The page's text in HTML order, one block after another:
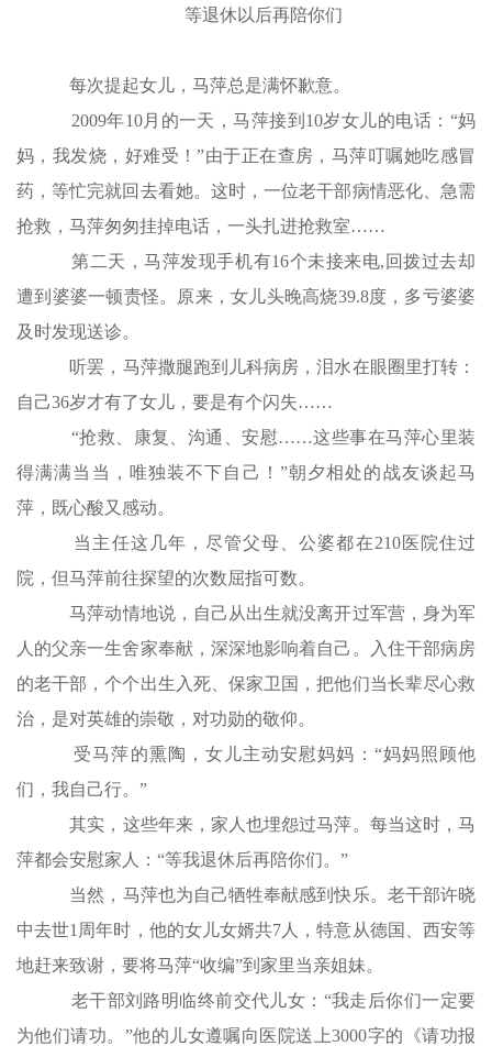
等退休以后再陪你们
每次提起女儿，马萍总是满怀歉意。
2009年10月的一天，马萍接到10岁女儿的电话：“妈
妈，我发烧，好难受！”由于正在查房，马萍叮嘱她吃感冒
药，等忙完就回去看她。这时，一位老干部病情恶化、急需
抢救，马萍匆匆挂掉电话，一头扎进抢救室……
第二天，马萍发现手机有16个未接来电,回拨过去却
遭到婆婆一顿责怪。原来，女儿头晚高烧39.8度，多亏婆婆
及时发现送诊。
听罢，马萍撒腿跑到儿科病房，泪水在眼圈里打转：
自己36岁才有了女儿，要是有个闪失……
“抢救、康复、沟通、安慰……这些事在马萍心里装
得满满当当，唯独装不下自己！”朝夕相处的战友谈起马
萍，既心酸又感动。
当主任这几年，尽管父母、公婆都在210医院住过
院，但马萍前往探望的次数屈指可数。
马萍动情地说，自己从出生就没离开过军营，身为军
人的父亲一生舍家奉献，深深地影响着自己。入住干部病房
的老干部，个个出生入死、保家卫国，把他们当长辈尽心救
治，是对英雄的崇敬，对功勋的敬仰。
受马萍的熏陶，女儿主动安慰妈妈：“妈妈照顾他
们，我自己行。”
其实，这些年来，家人也埋怨过马萍。每当这时，马
萍都会安慰家人：“等我退休后再陪你们。”
当然，马萍也为自己牺牲奉献感到快乐。老干部许晓
中去世1周年时，他的女儿女婿共7人，特意从德国、西安等
地赶来致谢，要将马萍“收编”到家里当亲姐妹。
老干部刘路明临终前交代儿女：“我走后你们一定要
为他们请功。”他的儿女遵嘱向医院送上3000字的《请功报